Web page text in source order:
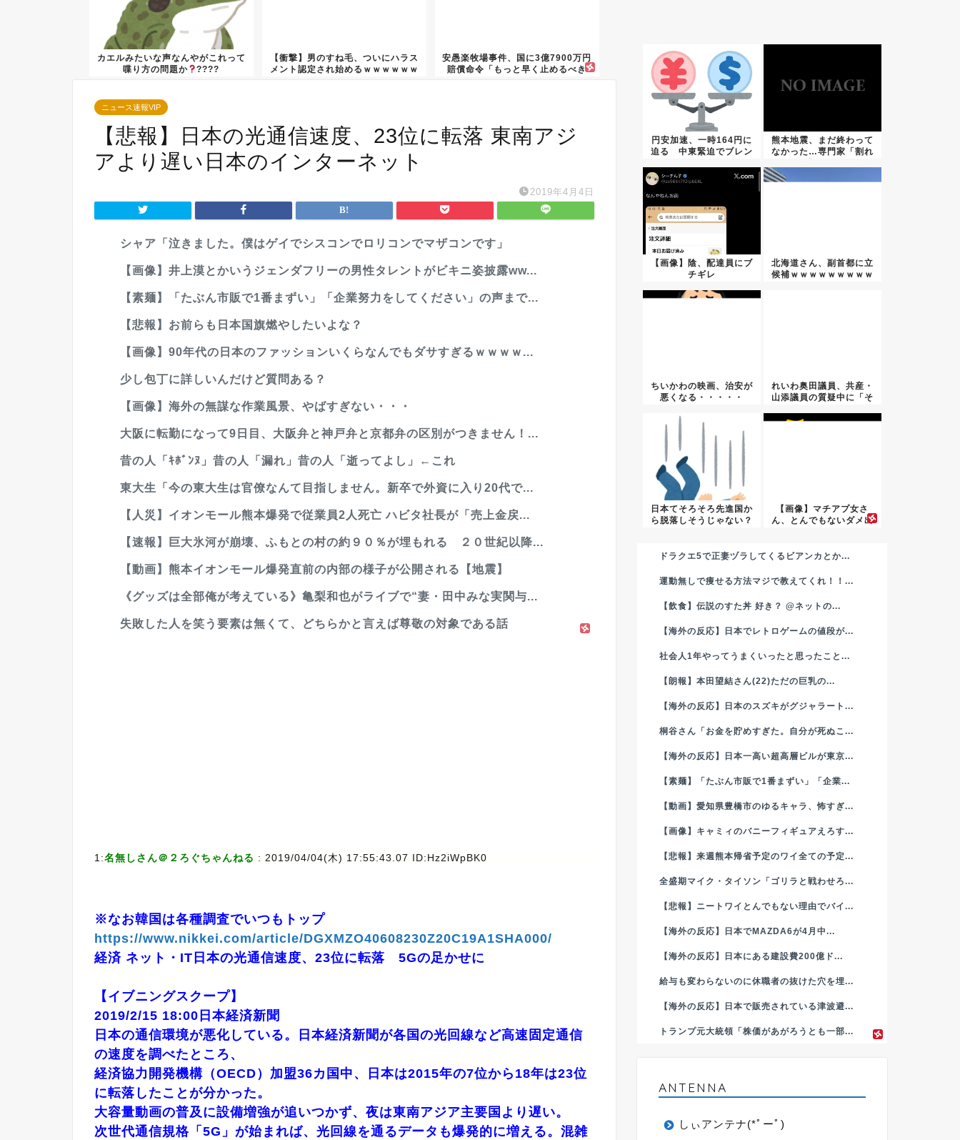
カエルみたいな声なんやがこれって
喋り方の問題か
????
【衝撃】男のすね毛、ついにハラス
メント認定され始めるｗｗｗｗｗｗ
安愚楽牧場事件、国に3億7900万円
賠償命令「もっと早く止めるべき
ニュース速報VIP
【悲報】日本の光通信速度、23位に転落 東南アジ
アより遅い日本のインターネット
2019年4月4日
シャア「泣きました。僕はゲイでシスコンでロリコンでマザコンです」
【画像】井上漠とかいうジェンダフリーの男性タレントがビキニ姿披露ww...
【素麺】「たぶん市販で1番まずい」「企業努力をしてください」の声まで...
【悲報】お前らも日本国旗燃やしたいよな？
【画像】90年代の日本のファッションいくらなんでもダサすぎるｗｗｗｗ...
少し包丁に詳しいんだけど質問ある？
【画像】海外の無謀な作業風景、やばすぎない・・・
大阪に転勤になって9日目、大阪弁と神戸弁と京都弁の区別がつきません！...
昔の人「ｷﾎﾞﾝﾇ」昔の人「漏れ」昔の人「逝ってよし」←これ
東大生「今の東大生は官僚なんて目指しません。新卒で外資に入り20代で...
【人災】イオンモール熊本爆発で従業員2人死亡 ハビタ社長が「売上金戻...
【速報】巨大氷河が崩壊、ふもとの村の約９０％が埋もれる ２０世紀以降...
【動画】熊本イオンモール爆発直前の内部の様子が公開される【地震】
《グッズは全部俺が考えている》亀梨和也がライブで“妻・田中みな実関与...
失敗した人を笑う要素は無くて、どちらかと言えば尊敬の対象である話
1:名無しさん＠２ろぐちゃんねる : 2019/04/04(木) 17:55:43.07 ID:Hz2iWpBK0
※なお韓国は各種調査でいつもトップ
https://www.nikkei.com/article/DGXMZO40608230Z20C19A1SHA000/
経済 ネット・IT日本の光通信速度、23位に転落 5Gの足かせに
【イブニングスクープ】
2019/2/15 18:00日本経済新聞
日本の通信環境が悪化している。日本経済新聞が各国の光回線など高速固定通信
の速度を調べたところ、
経済協力開発機構（OECD）加盟36カ国中、日本は2015年の7位から18年は23位
に転落したことが分かった。
大容量動画の普及に設備増強が追いつかず、夜は東南アジア主要国より遅い。
次世代通信規格「5G」が始まれば、光回線を通るデータも爆発的に増える。混雑
円安加速、一時164円に
迫る 中東緊迫でブレン
熊本地震、まだ終わって
なかった…専門家「割れ
【画像】陰、配達員にブ
チギレ
北海道さん、副首都に立
候補ｗｗｗｗｗｗｗｗｗ
ちいかわの映画、治安が
悪くなる・・・・・
れいわ奥田議員、共産・
山添議員の質疑中に「そ
日本てそろそろ先進国か
ら脱落しそうじゃない？
【画像】マチアプ女さ
ん、とんでもないダメ出
ドラクエ5で正妻ヅラしてくるビアンカとか...
運動無しで痩せる方法マジで教えてくれ！！...
【飲食】伝説のすた丼 好き？ @ネットの...
【海外の反応】日本でレトロゲームの値段が...
社会人1年やってうまくいったと思ったこと...
【朗報】本田望結さん(22)ただの巨乳の...
【海外の反応】日本のスズキがグジャラート...
桐谷さん「お金を貯めすぎた。自分が死ぬこ...
【海外の反応】日本一高い超高層ビルが東京...
【素麺】「たぶん市販で1番まずい」「企業...
【動画】愛知県豊橋市のゆるキャラ、怖すぎ...
【画像】キャミィのバニーフィギュアえろす...
【悲報】来週熊本帰省予定のワイ全ての予定...
全盛期マイク・タイソン「ゴリラと戦わせろ...
【悲報】ニートワイとんでもない理由でバイ...
【海外の反応】日本でMAZDA6が4月中...
【海外の反応】日本にある建設費200億ド...
給与も変わらないのに休職者の抜けた穴を埋...
【海外の反応】日本で販売されている津波避...
トランプ元大統領「株価があがろうとも一部...
ANTENNA
しぃアンテナ(*ﾟーﾟ)